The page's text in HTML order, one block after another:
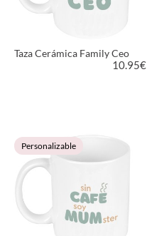
Taza Cerámica Family Ceo
10.95€
VER PRODUCTO
Personalizable